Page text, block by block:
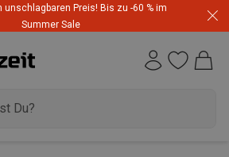
unschlagbaren Preis! Bis zu -60 % im
Summer Sale